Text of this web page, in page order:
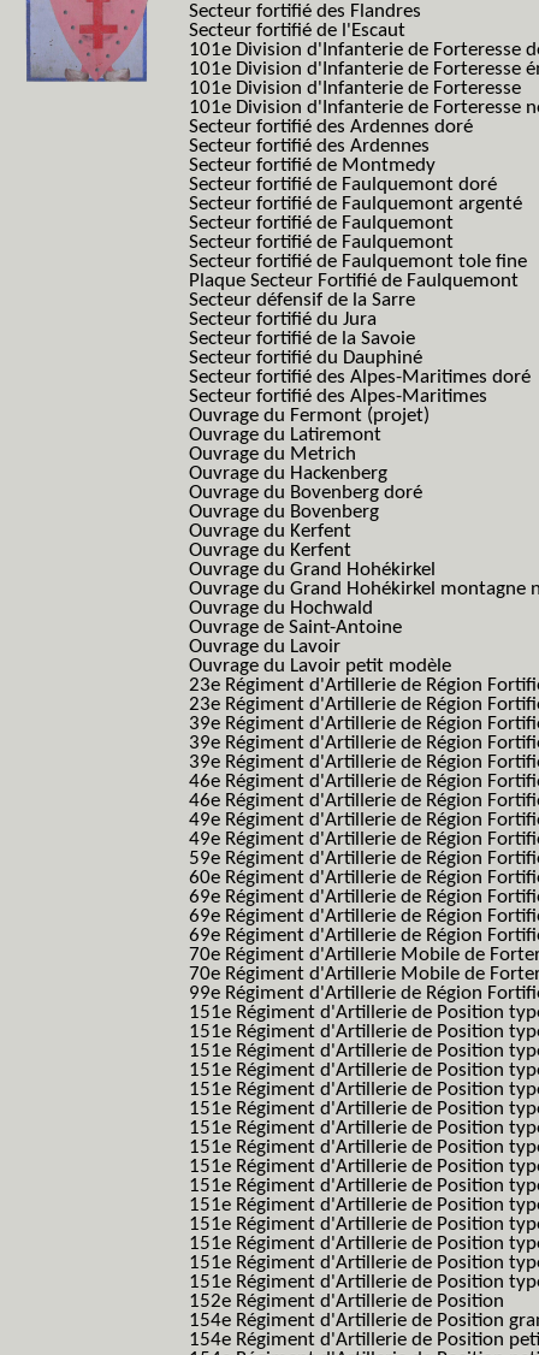
Secteur fortifié des Flandres
Secteur fortifié de l'Escaut
101e Division d'Infanterie de Forteresse
101e Division d'Infanterie de Forteresse
101e Division d'Infanterie de Forteresse
101e Division d'Infanterie de Forteresse
Secteur fortifié des Ardennes doré
Secteur fortifié des Ardennes
Secteur fortifié de Montmedy
Secteur fortifié de Faulquemont doré
Secteur fortifié de Faulquemont argenté
Secteur fortifié de Faulquemont
Secteur fortifié de Faulquemont
Secteur fortifié de Faulquemont tole fine
Plaque Secteur Fortifié de Faulquemont
Secteur défensif de la Sarre
Secteur fortifié du Jura
Secteur fortifié de la Savoie
Secteur fortifié du Dauphiné
Secteur fortifié des Alpes-Maritimes doré
Secteur fortifié des Alpes-Maritimes
Ouvrage du Fermont (projet)
Ouvrage du Latiremont
Ouvrage du Metrich
Ouvrage du Hackenberg
Ouvrage du Bovenberg doré
Ouvrage du Bovenberg
Ouvrage du Kerfent
Ouvrage du Kerfent
Ouvrage du Grand Hohékirkel
Ouvrage du Grand Hohékirkel montagne
Ouvrage du Hochwald
Ouvrage de Saint-Antoine
Ouvrage du Lavoir
Ouvrage du Lavoir petit modèle
23e Régiment d'Artillerie de Région
23e Régiment d'Artillerie de Région
39e Régiment d'Artillerie de Région
39e Régiment d'Artillerie de Région
39e Régiment d'Artillerie de Région
46e Régiment d'Artillerie de Région
46e Régiment d'Artillerie de Région
49e Régiment d'Artillerie de Région
49e Régiment d'Artillerie de Région
59e Régiment d'Artillerie de Région
60e Régiment d'Artillerie de Région
69e Régiment d'Artillerie de Région
69e Régiment d'Artillerie de Région
69e Régiment d'Artillerie de Région
70e Régiment d'Artillerie Mobile de
70e Régiment d'Artillerie Mobile de
99e Régiment d'Artillerie de Région
151e Régiment d'Artillerie de Position
151e Régiment d'Artillerie de Position
151e Régiment d'Artillerie de Position
151e Régiment d'Artillerie de Position
151e Régiment d'Artillerie de Position
151e Régiment d'Artillerie de Position
151e Régiment d'Artillerie de Position
151e Régiment d'Artillerie de Position
151e Régiment d'Artillerie de Position
151e Régiment d'Artillerie de Position
151e Régiment d'Artillerie de Position
151e Régiment d'Artillerie de Position
151e Régiment d'Artillerie de Position
151e Régiment d'Artillerie de Position
151e Régiment d'Artillerie de Position
152e Régiment d'Artillerie de Position
154e Régiment d'Artillerie de Position
154e Régiment d'Artillerie de Position